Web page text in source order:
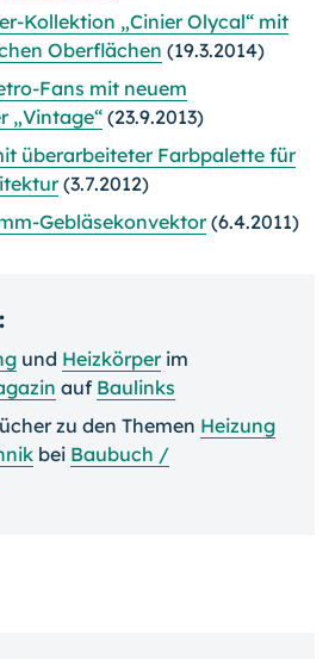
Kollektion „Cinier Olycal“ mit
Oberflächen (19.3.2014)
Fans mit neuem
„Vintage“(23.9.2013)
überarbeiteter Farbpalette für
(3.7.2012)
Gebläsekonvektor(6.4.2011)
und Heizkörperim
auf Baulinks
zu den Themen Heizung
bei Baubuch /